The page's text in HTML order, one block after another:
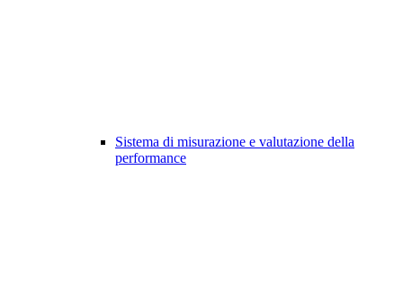
Sistema di misurazione e valutazione della
performance